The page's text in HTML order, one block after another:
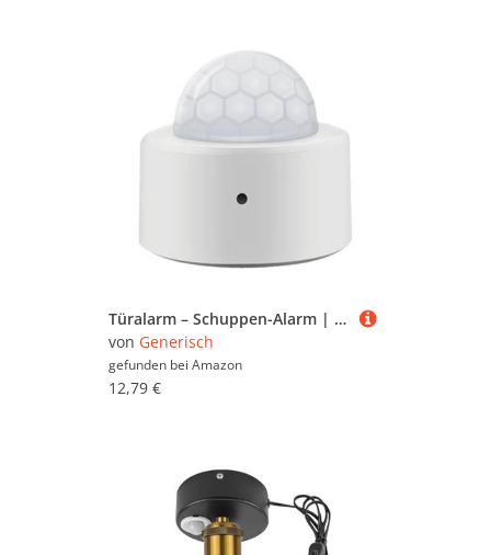
Türalarm – Schuppen-Alarm | Bewegungsmelder-Nachtlicht | Hausalarm-Sicherheitssystem | Sensor-Licht innen für Badezimmer, Treppenweg, Flur, Korridorr Kinder, ältere Menschen, automatische
von Generisch
gefunden bei Amazon
12,79 €